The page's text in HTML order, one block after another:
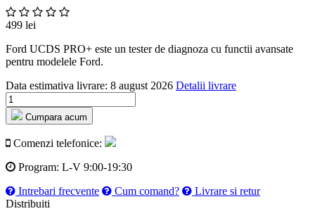
499 lei
Ford UCDS PRO+ este un tester de diagnoza cu functii avansate
pentru modelele Ford.
Data estimativa livrare: 8 august 2026 Detalii livrare
Cumpara acum
Comenzi telefonice:
Program: L-V 9:00-19:30
Intrebari frecvente
Cum comand?
Livrare si retur
Distribuiti